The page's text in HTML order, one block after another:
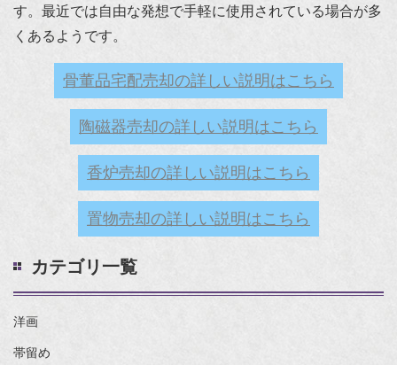
す。最近では自由な発想で手軽に使用されている場合が多
くあるようです。
骨董品宅配売却の詳しい説明はこちら
陶磁器売却の詳しい説明はこちら
香炉売却の詳しい説明はこちら
置物売却の詳しい説明はこちら
カテゴリ一覧
洋画
帯留め